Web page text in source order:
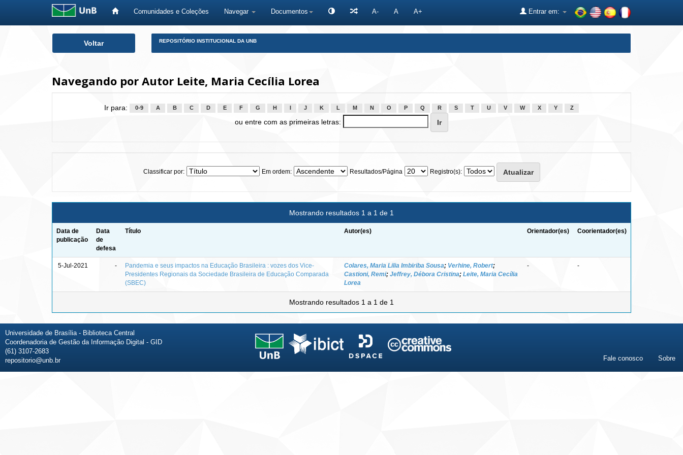
Comunidades e Coleções Navegar Documentos A- A A+ Entrar em:
Voltar REPOSITÓRIO INSTITUCIONAL DA UNB
Navegando por Autor Leite, Maria Cecília Lorea
Ir para: 0-9 A B C D E F G H J K L M N O P Q R S T U V W X Y Z
ou entre com as primeiras letras:
Classificar por: Em ordem: Resultados/Página Registro(s):
Mostrando resultados 1 a 1 de 1
Data de
publicação
Data
de
defesa
Título Autor(es) Orientador(es) Coorientador(es)
5-Jul-2021 -
Pandemia e seus impactos na Educação Brasileira : vozes dos Vice-
Presidentes Regionais da Sociedade Brasileira de Educação Comparada
(SBEC)
Colares, Maria Lilia Imbiriba Sousa; Verhine, Robert;
Castioni, Remi; Jeffrey, Débora Cristina; Leite, Maria Cecília
Lorea
- -
Mostrando resultados 1 a 1 de 1
Universidade de Brasília - Biblioteca Central
Coordenadoria de Gestão da Informação Digital - GID
(61) 3107-2683
repositorio@unb.br
Fale conosco Sobre